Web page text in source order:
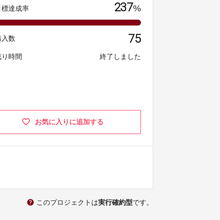
標達成率 237%
入数 75
時間 終了しました
お気に入りに追加する
help このプロジェクトは実行確約型です。